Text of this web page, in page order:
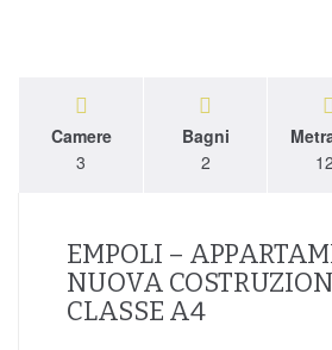
Camere
3
Bagni
2
EMPOLI –
NUOVA
CLASSE A4